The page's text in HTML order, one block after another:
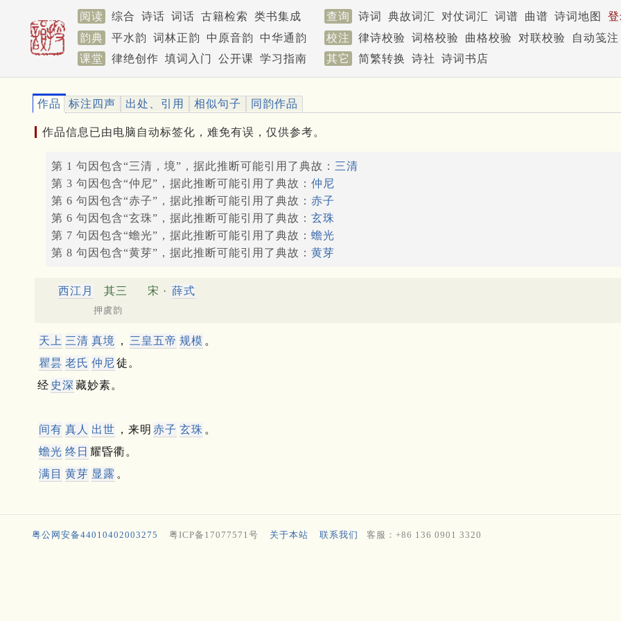
阅读 综合 诗话 词话 古籍检索 类书集成 查询 诗词 典故词汇 对仗词汇 词谱 曲谱 诗词地图
韵典
平水韵 词林正韵 中原音韵 中华通韵 校注 律诗校验 词格校验 曲格校验 对联校验
自动笺注
课堂
律绝创作 填词入门 公开课 学习指南 其它 简繁转换 诗社 诗词书店
作品 标注四声 出处、引用 相似句子 同韵作品
作品信息已由电脑自动标签化，难免有误，仅供参考。
第 1 句因包含“三清，境”，据此推断可能引用了典故： 三清
第 3 句因包含“仲尼”，据此推断可能引用了典故： 仲尼
第 6 句因包含“赤子”，据此推断可能引用了典故： 赤子
第 6 句因包含“玄珠”，据此推断可能引用了典故： 玄珠
第 7 句因包含“蟾光”，据此推断可能引用了典故： 蟾光
第 8 句因包含“黄芽”，据此推断可能引用了典故： 黄芽
西江月 其三 宋 · 薛式
押虞韵
天上 三清 真境 ， 三皇五帝 规模 。
瞿昙 老氏 仲尼徒。
经 史深 藏妙素。
间有 真人 出世 ，来明 赤子 玄珠 。
蟾光 终日 耀昏衢。
满目 黄芽 显露 。
粤公网安备44010402003275 粤ICP备17077571号 关于本站 联系我们 客服：+86 136 0901 3320